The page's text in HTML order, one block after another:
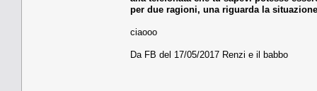
per due ragioni, una riguarda la
ciaooo
Da FB del 17/05/2017 Renzi e il babbo